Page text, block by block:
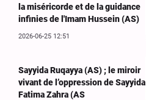
la miséricorde et de la guidance
infinies de l'Imam Hussein (AS)
2026-06-25 12:51
Sayyida Ruqayya (AS) ; le miroir
vivant de l’oppression de Sayyida
Fatima Zahra (AS